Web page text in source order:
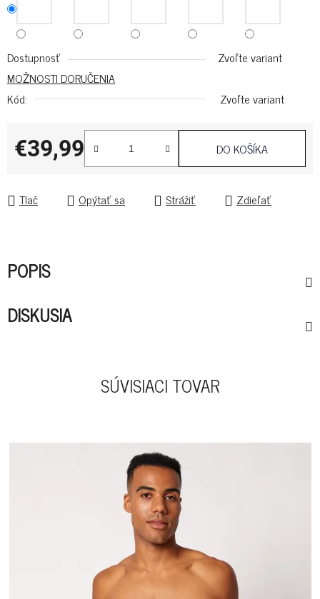
Dostupnosť
Zvoľte variant
MOŽNOSTI DORUČENIA
Kód:
Zvoľte variant
€39,99
Jednotková cena:
DO KOŠÍKA
Tlač Opýtať sa Strážiť Zdieľať
POPIS
DISKUSIA
SÚVISIACI TOVAR